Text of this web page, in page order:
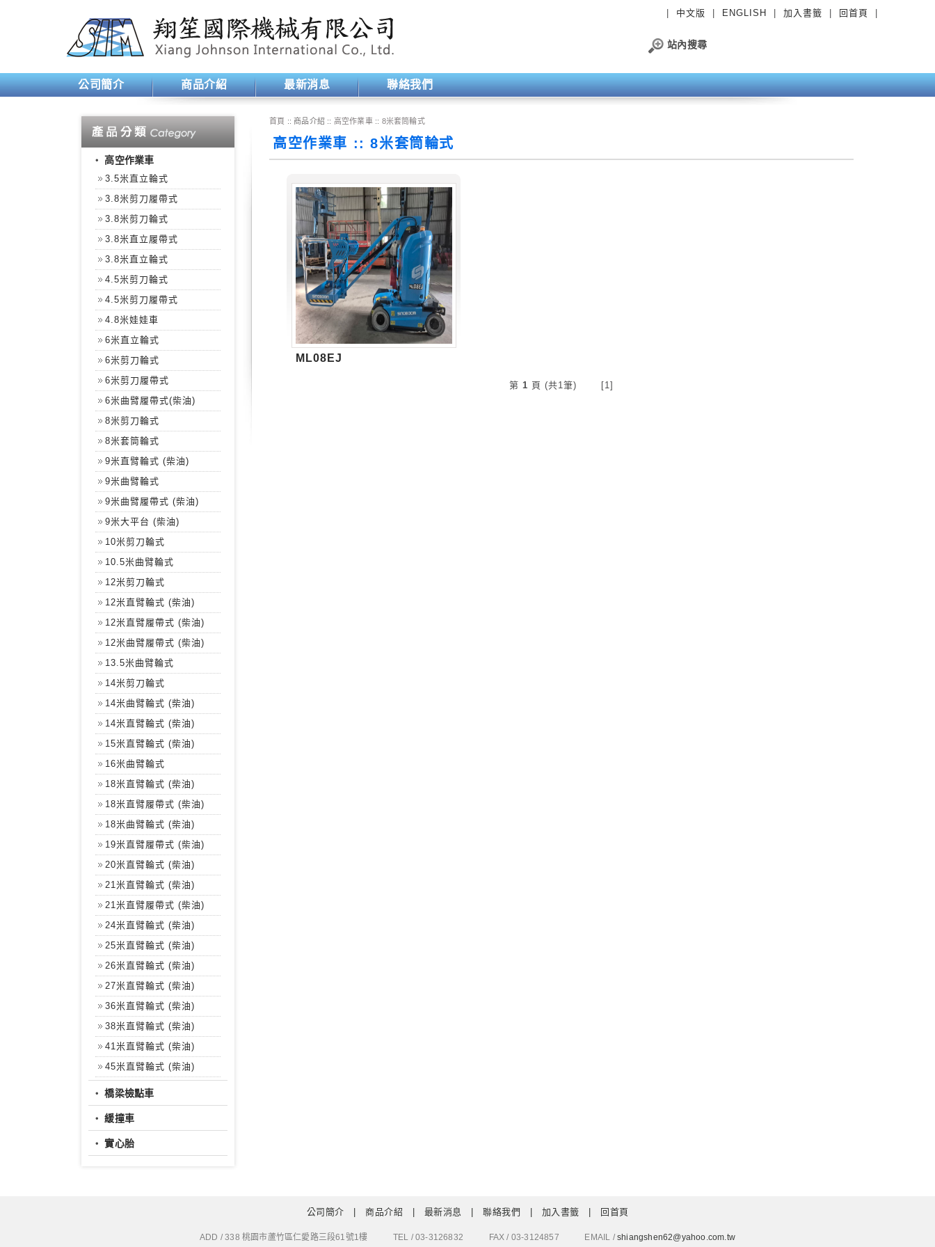
中文版 ENGLISH 加入書籤 回首頁
站內搜尋
公司簡介 商品介紹 最新消息 聯絡我們
‧高空作業車
3.5米直立輪式
3.8米剪刀履帶式
3.8米剪刀輪式
3.8米直立履帶式
3.8米直立輪式
4.5米剪刀輪式
4.5米剪刀履帶式
4.8米娃娃車
6米直立輪式
6米剪刀輪式
6米剪刀履帶式
6米曲臂履帶式(柴油)
8米剪刀輪式
8米套筒輪式
9米直臂輪式 (柴油)
9米曲臂輪式
9米曲臂履帶式 (柴油)
9米大平台 (柴油)
10米剪刀輪式
10.5米曲臂輪式
12米剪刀輪式
12米直臂輪式 (柴油)
12米直臂履帶式 (柴油)
12米曲臂履帶式 (柴油)
13.5米曲臂輪式
14米剪刀輪式
14米曲臂輪式 (柴油)
14米直臂輪式 (柴油)
15米直臂輪式 (柴油)
16米曲臂輪式
18米直臂輪式 (柴油)
18米直臂履帶式 (柴油)
18米曲臂輪式 (柴油)
19米直臂履帶式 (柴油)
20米直臂輪式 (柴油)
21米直臂輪式 (柴油)
21米直臂履帶式 (柴油)
24米直臂輪式 (柴油)
25米直臂輪式 (柴油)
26米直臂輪式 (柴油)
27米直臂輪式 (柴油)
36米直臂輪式 (柴油)
38米直臂輪式 (柴油)
41米直臂輪式 (柴油)
45米直臂輪式 (柴油)
‧橋梁檢點車
‧緩撞車
‧實心胎
首頁 :: 商品介紹 :: 高空作業車:: 8米套筒輪式
高空作業車 :: 8米套筒輪式
ML08EJ
第 1 頁 (共1筆) [1]
公司簡介 商品介紹 最新消息 聯絡我們 加入書籤 回首頁
ADD / 338 桃園市蘆竹區仁愛路三段61號1樓 TEL / 03-3126832 FAX / 03-3124857 EMAIL / shiangshen62@yahoo.com.tw